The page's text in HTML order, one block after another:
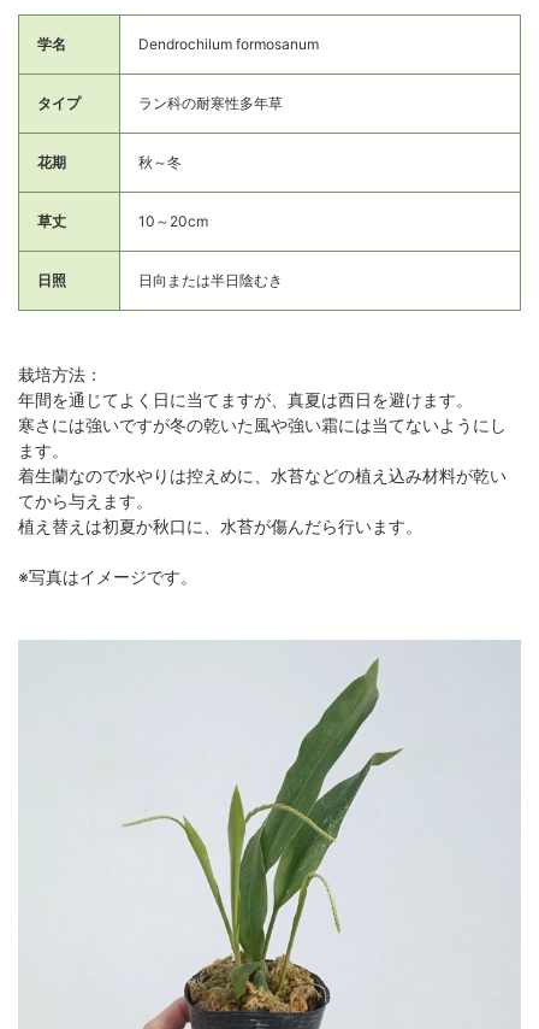
学名 Dendrochilum formosanum
タイプ ラン科の耐寒性多年草
花期 秋～冬
草丈 10～20cm
日照 日向または半日陰むき
栽培方法：
年間を通じてよく日に当てますが、真夏は西日を避けます。
寒さには強いですが冬の乾いた風や強い霜には当てないようにし
ます。
着生蘭なので水やりは控えめに、水苔などの植え込み材料が乾い
てから与えます。
植え替えは初夏か秋口に、水苔が傷んだら行います。
※写真はイメージです。